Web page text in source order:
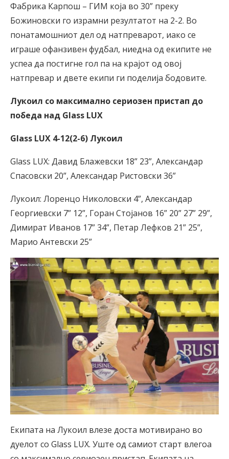
Фабрика Карпош – ГИМ која во 30” преку
Божиновски го израмни резултатот на 2-2. Во
понатамошниот дел од натпреварот, иако се
играше офанзивен фудбал, ниедна од екипите не
успеа да постигне гол па на крајот од овој
натпревар и двете екипи ги поделија бодовите.
Лукоил со максимално сериозен пристап до
победа над Glass LUX
Glass LUX 4-12(2-6) Лукоил
Glass LUX: Давид Блажевски 18” 23”, Александар
Спасовски 20”, Александар Ристовски 36”
Лукоил: Лоренцо Николовски 4”, Александар
Георгиевски 7” 12”, Горан Стојанов 16” 20” 27” 29”,
Димират Иванов 17” 34”, Петар Лефков 21” 25”,
Марио Антевски 25”
Екипата на Лукоил влезе доста мотивирано во
дуелот со Glass LUX. Уште од самиот старт влегоа